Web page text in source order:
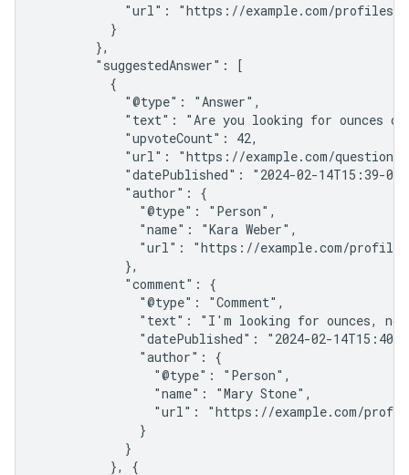
"url": "https://example.com/profiles/
          }
        },
        "suggestedAnswer": [
          {
            "@type": "Answer",
"text": "Are you looking for ounces
            "upvoteCount": 42,
"url": "https://example.com/
"datePublished": "2024-02-14T15:39-
            "author": {
              "@type": "Person",
              "name": "Kara Weber",
"url": "https://example.com/
            },
            "comment": {
              "@type": "Comment",
"text": "I'm looking for ounces,
"datePublished": "2024-02-14T15:40-
              "author": {
                "@type": "Person",
                "name": "Mary Stone",
"url": "https://example.com/
              }
            }
          }, {